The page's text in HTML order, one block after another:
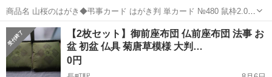
商品名 山桜のはがき◆弔事カード はがき判 単カード №480 鼠枠2.000
枚 サイズ 100×148 管理ナンバー Ａ-1507 商品状態 未使用箱入り 特
徴・コメント 弔事カード はがき判...
宮城 柴田郡 船岡駅 冠婚葬祭 カード
【2枚セット】御前座布団 仏前座布団 法事 お
盆 初盆 仏具 菊唐草模様 大判…
0円